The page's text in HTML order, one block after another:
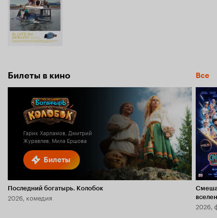
Билеты в кино Все
Билеты
Гарик Харламов, Дмитрий
Журавлев, Мила Ершова
Последний богатырь. Колобок
2026, комедия
2026,